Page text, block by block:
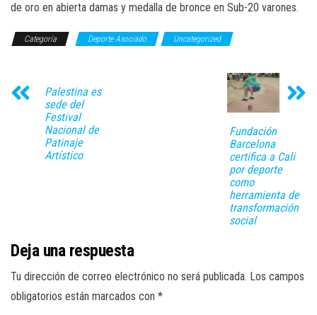
de oro en abierta damas y medalla de bronce en Sub-20 varones.
Categoría Deporte Asociado Uncategorized
Palestina es
sede del
Festival
Nacional de
Patinaje
Artístico
Fundación
Barcelona
certifica a Cali
por deporte
como
herramienta de
transformación
social
Deja una respuesta
Tu dirección de correo electrónico no será publicada. Los campos
obligatorios están marcados con *